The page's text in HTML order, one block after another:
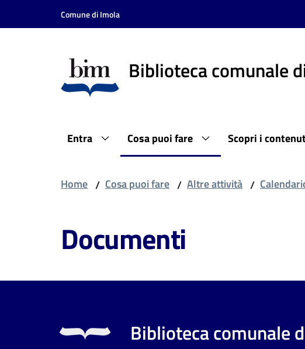
Vai al contenuto
Vai alla navigazione
Comune di Imola
Biblioteca comunale
Entra Cosa puoi fare Scopri i
Home / Cosa puoi fare / Altre attività /
Documenti
Biblioteca comunale